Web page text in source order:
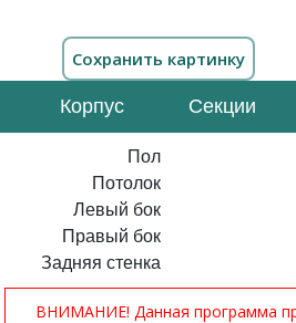
Корпус Секции
Пол
Потолок
Левый бок
Правый бок
Задняя стенка
ВНИМАНИЕ! Данная программа